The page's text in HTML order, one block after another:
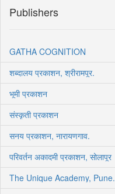
Publishers
GATHA COGNITION
शब्दालय प्रकाशन, श्रीरामपूर.
भूमी प्रकाशन
संस्कृती प्रकाशन
सनय प्रकाशन, नारायणगाव.
परिवर्तन अकादमी प्रकाशन, सोलापूर
The Unique Academy, Pune.